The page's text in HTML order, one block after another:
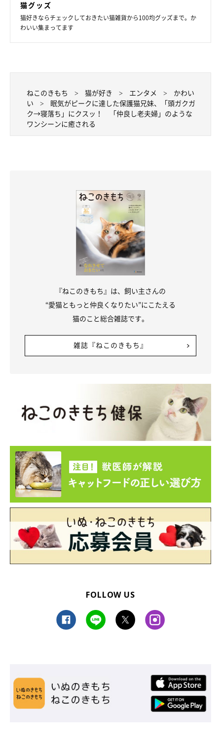
そんな感じの2匹ですが、
良しでもありますね」
2匹と過ごすなかで今感じていることは
カーテンの後ろに隠れていたペペくん、ポポちゃん
@pepepopocat
ペペくんとポポちゃんと一緒に、楽しい日々を過ごしている飼い
主さん。2匹をお迎えしてから「毎日がエンターテイメントショ
「可愛い我が子のような存在」だという2匹へ、飼い主さんはこ
んな思いを語っています。
ています」
猫グッズ
猫好きならチェックしておきたい猫雑貨から100均グッズまで。か
わいい集まってます
ねこのきもち 猫が好き エンタメ
かわい
い
眠気がピークに達した保護猫兄妹、「頭ガクガ
ク→寝落ち」にクスッ！ 「仲良し老夫婦」のような
ワンシーンに癒される
『ねこのきもち』は、飼い主さんの
“愛猫ともっと仲良くなりたい”にこたえる
猫のこと総合雑誌です。
雑誌『ねこのきもち』
FOLLOW US